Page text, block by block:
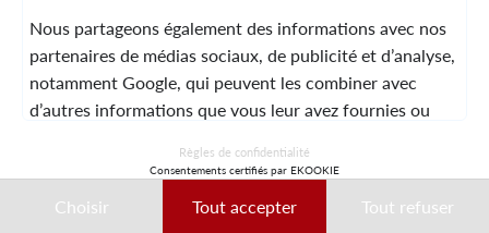
© 2026 Laura Vita
DESIGNED BY LOBSTTER
MENTIONS LÉGALESCGVCONTACT
Nous partageons également des informations avec nos
partenaires de médias sociaux, de publicité et d’analyse,
notamment Google, qui peuvent les combiner avec
d’autres informations que vous leur avez fournies ou
Ces données peuvent notamment être utilisées à des
Règles de confidentialité
Consentements certifiés par EKOOKIE
Choisir Tout accepter Tout refuser